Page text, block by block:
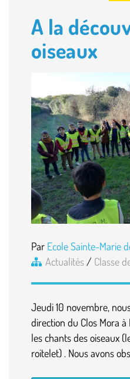
A la
oiseaux
Par Ecole Sainte-Marie
Actualités / Classe
Jeudi 10 novembre,
direction du Clos Mora
les chants des oiseaux
roitelet) . Nous avons